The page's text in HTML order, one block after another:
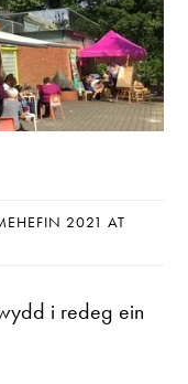
2021 AT
i redeg ein